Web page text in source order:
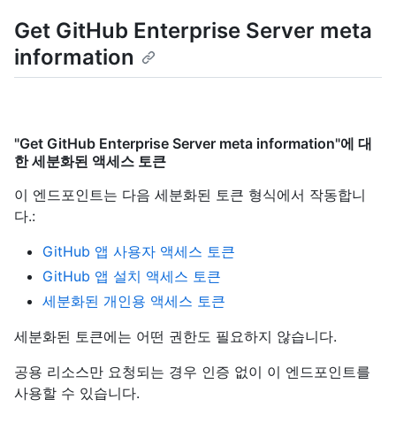
Get GitHub Enterprise Server meta
information
"Get GitHub Enterprise Server meta information"에 대
한 세분화된 액세스 토큰
이 엔드포인트는 다음 세분화된 토큰 형식에서 작동합니
다.:
GitHub 앱 사용자 액세스 토큰
GitHub 앱 설치 액세스 토큰
세분화된 개인용 액세스 토큰
세분화된 토큰에는 어떤 권한도 필요하지 않습니다.
공용 리소스만 요청되는 경우 인증 없이 이 엔드포인트를
사용할 수 있습니다.